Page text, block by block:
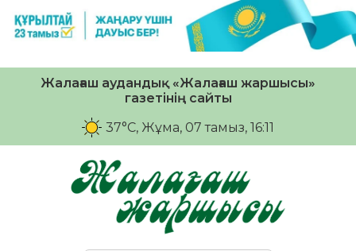
Жалағаш аудандық «Жалағаш жаршысы»
газетінің сайты
37°C, Жұма, 07 тамыз, 16:11